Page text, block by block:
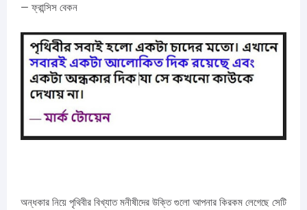
— ফ্রান্সিস বেকন
অন্ধকার নিয়ে পৃথিবীর বিখ্যাত মনীষীদের উক্তি গুলো আপনার কিরকম লেগেছে সেটি